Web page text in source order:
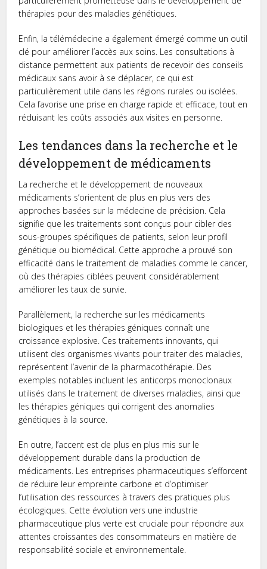
thérapies pour des maladies génétiques.
Enfin, la télémédecine a également émergé comme un outil
clé pour améliorer l’accès aux soins. Les consultations à
distance permettent aux patients de recevoir des conseils
médicaux sans avoir à se déplacer, ce qui est
particulièrement utile dans les régions rurales ou isolées.
Cela favorise une prise en charge rapide et efficace, tout en
réduisant les coûts associés aux visites en personne.
Les tendances dans la recherche et le
développement de médicaments
La recherche et le développement de nouveaux
médicaments s’orientent de plus en plus vers des
approches basées sur la médecine de précision. Cela
signifie que les traitements sont conçus pour cibler des
sous-groupes spécifiques de patients, selon leur profil
génétique ou biomédical. Cette approche a prouvé son
efficacité dans le traitement de maladies comme le cancer,
où des thérapies ciblées peuvent considérablement
améliorer les taux de survie.
Parallèlement, la recherche sur les médicaments
biologiques et les thérapies géniques connaît une
croissance explosive. Ces traitements innovants, qui
utilisent des organismes vivants pour traiter des maladies,
représentent l’avenir de la pharmacothérapie. Des
exemples notables incluent les anticorps monoclonaux
utilisés dans le traitement de diverses maladies, ainsi que
les thérapies géniques qui corrigent des anomalies
génétiques à la source.
En outre, l’accent est de plus en plus mis sur le
développement durable dans la production de
médicaments. Les entreprises pharmaceutiques s’efforcent
de réduire leur empreinte carbone et d’optimiser
l’utilisation des ressources à travers des pratiques plus
écologiques. Cette évolution vers une industrie
pharmaceutique plus verte est cruciale pour répondre aux
attentes croissantes des consommateurs en matière de
responsabilité sociale et environnementale.